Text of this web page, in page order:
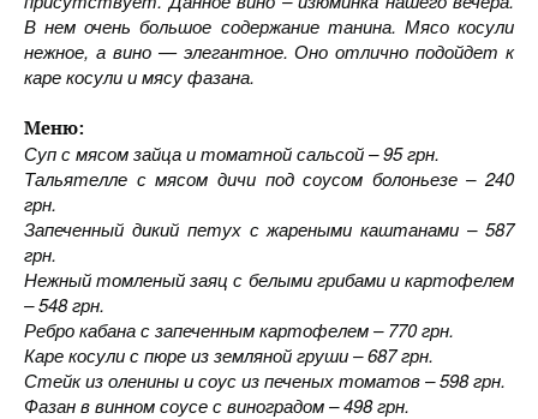
В нем очень большое содержание танина. Мясо косули
нежное, а вино — элегантное. Оно отлично подойдет к
каре косули и мясу фазана.
Меню:
Суп с мясом зайца и томатной сальсой – 95 грн.
Тальятелле с мясом дичи под соусом болоньезе – 240
грн.
Запеченный дикий петух с жареными каштанами – 587
грн.
Нежный томленый заяц с белыми грибами и картофелем
– 548 грн.
Ребро кабана с запеченным картофелем – 770 грн.
Каре косули с пюре из земляной груши – 687 грн.
Стейк из оленины и соус из печеных томатов – 598 грн.
Фазан в винном соусе с виноградом – 498 грн.